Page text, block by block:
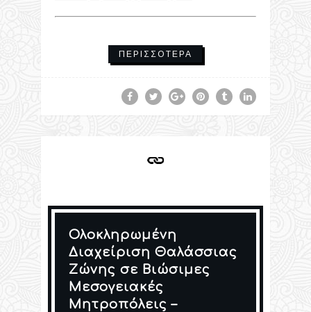
ΠΕΡΙΣΣΌΤΕΡΑ
Ολοκληρωμένη
Διαχείριση Θαλάσσιας
Ζώνης σε Βιώσιμες
Μεσογειακές
Μητροπόλεις –